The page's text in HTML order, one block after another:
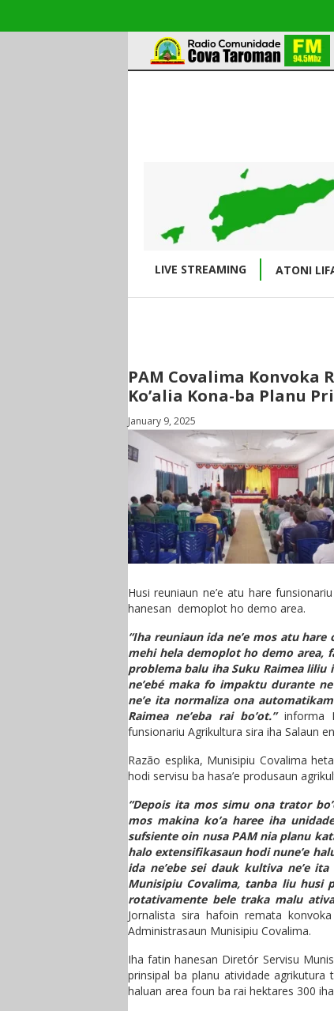
LIVE STREAMING ATONI
PAM Covalima
Ko’alia Kona-ba Planu
January 9, 2025
Husi reuniaun ne’e atu hare
hanesan demoplot ho demo area.
“Iha reuniaun ida ne’e mos atu
mehi hela demoplot ho demo area,
problema balu iha Suku Raimea liliu
ne’ebé maka fo impaktu durante
ne’e ita normaliza ona
Raimea ne’eba rai bo’ot.”informa
funsionariu Agrikultura sira iha Salaun
Razão esplika, Munisipiu Covalima
hodi servisu ba hasa’e produsaun
“Depois ita mos simu ona trator
mos makina ko’a haree iha
sufsiente oin nusa PAM nia planu
halo extensifikasaun hodi nune’e
ida ne’ebe sei dauk kultiva ne’e
Munisipiu Covalima, tanba liu husi
rotativamente bele traka malu ativa
Jornalista sira hafoin remata
Administrasaun Munisipiu Covalima.
Iha fatin hanesan Diretór Servisu
prinsipal ba planu atividade
haluan area foun ba rai hektares 300